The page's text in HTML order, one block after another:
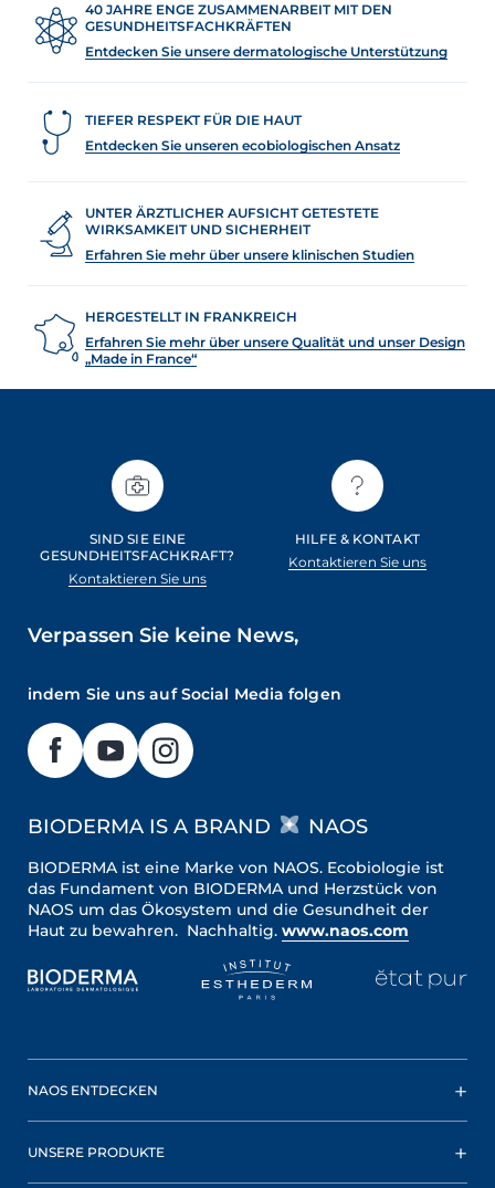
40 JAHRE ENGE ZUSAMMENARBEIT MIT DEN
GESUNDHEITSFACHKRÄFTEN
Entdecken Sie unsere dermatologische Unterstützung
TIEFER RESPEKT FÜR DIE HAUT
Entdecken Sie unseren ecobiologischen Ansatz
UNTER ÄRZTLICHER AUFSICHT GETESTETE
WIRKSAMKEIT UND SICHERHEIT
Erfahren Sie mehr über unsere klinischen Studien
HERGESTELLT IN FRANKREICH
Erfahren Sie mehr über unsere Qualität und unser Design
„Made in France“
SIND SIE EINE
GESUNDHEITSFACHKRAFT?
Kontaktieren Sie uns
HILFE & KONTAKT
Kontaktieren Sie uns
Verpassen Sie keine News,
indem Sie uns auf Social Media folgen
BIODERMA IS A BRAND NAOS
BIODERMA ist eine Marke von NAOS. Ecobiologie ist
das Fundament von BIODERMA und Herzstück von
NAOS um das Ökosystem und die Gesundheit der
Haut zu bewahren. Nachhaltig. www.naos.com
NAOS ENTDECKEN
UNSERE PRODUKTE